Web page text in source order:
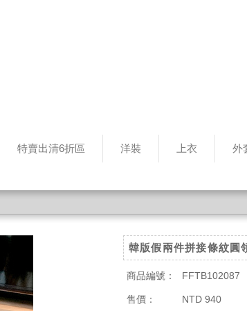
特賣出清6折區 洋裝 上衣 外
韓版假兩件拼接條紋圓
商品編號： FFTB102087
售價： NTD 940